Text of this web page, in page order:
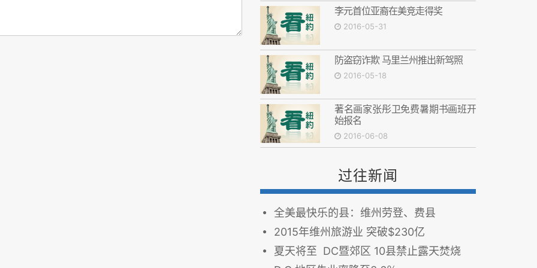
李元首位亚裔在美竞走得奖
2016-05-31
防盗窃诈欺 马里兰州推出新驾照
2016-05-18
著名画家张彤卫免费暑期书画班开
始报名
2016-06-08
过往新闻
全美最快乐的县：维州劳登、费县
2015年维州旅游业 突破$230亿
夏天将至 DC暨郊区 10县禁止露天焚烧